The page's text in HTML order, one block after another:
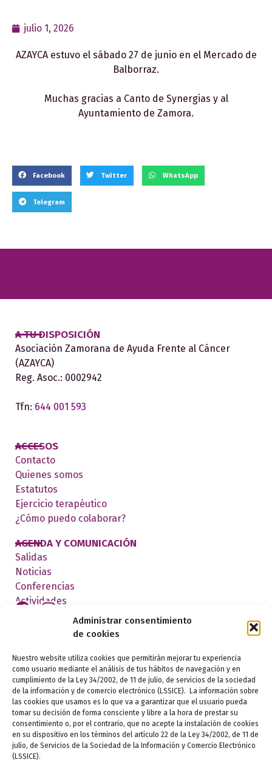
Administrar consentimiento
de cookies
Nuestro website utiliza cookies que permitirán mejorar tu experiencia
como usuario mediante el análisis de tus hábitos de navegación y en
cumplimiento de la Ley 34/2002, de 11 de julio, de servicios de la sociedad
de la información y de comercio electrónico (LSSICE). La información sobre
las cookies que usamos es lo que va a garantizar que el usuario pueda
tomar su decisión de forma consciente y libre a la hora de prestar su
consentimiento o, por el contrario, que no acepte la instalación de cookies
en su dispositivo en los términos del artículo 22 de la Ley 34/2002, de 11 de
julio, de Servicios de la Sociedad de la Información y Comercio Electrónico
(LSSICE).
julio 1, 2026
AZAYCA estuvo el sábado 27 de junio en el Mercado de
Balborraz.
Muchas gracias a Canto de Synergias y al
Ayuntamiento de Zamora.
Facebook Twitter WhatsApp
Telegram
A TU DISPOSICIÓN
Asociación Zamorana de Ayuda Frente al Cáncer
(AZAYCA)
Reg. Asoc.: 0002942
Tfn: 644 001 593
ACCESOS
Contacto
Quienes somos
Estatutos
Ejercicio terapéutico
¿Cómo puedo colaborar?
AGENDA Y COMUNICACIÓN
Salidas
Noticias
Conferencias
Actividades
Aviso legal